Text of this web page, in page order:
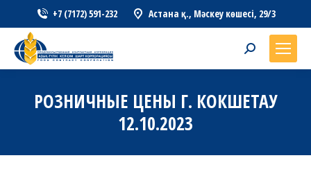
+7 (7172) 591-232 Астана қ., Мәскеу көшесі, 29/3
Search:
РОЗНИЧНЫЕ ЦЕНЫ Г. КОКШЕТАУ
12.10.2023